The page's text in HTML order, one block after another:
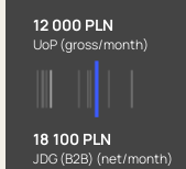
12 000 PLN
UoP(gross/month)
18 100 PLN
JDG (B2B) (net/month)